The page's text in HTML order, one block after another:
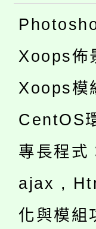
Xoops佈
Xoops模
CentOS
專長程
ajax ,
化與模組